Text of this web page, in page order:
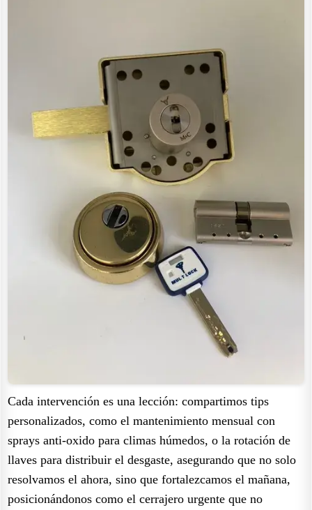
Cada intervención es una lección: compartimos tips
personalizados, como el mantenimiento mensual con
sprays anti-oxido para climas húmedos, o la rotación de
llaves para distribuir el desgaste, asegurando que no solo
resolvamos el ahora, sino que fortalezcamos el mañana,
posicionándonos como el cerrajero urgente que no